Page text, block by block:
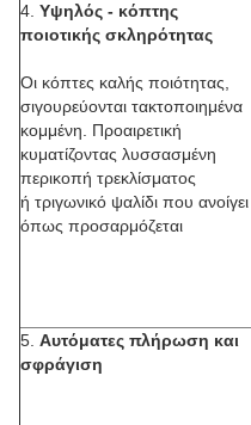
4. Υψηλός - κόπτης
ποιοτικής σκληρότητας
Οι κόπτες καλής ποιότητας,
σιγουρεύονται τακτοποιημένα
κομμένη. Προαιρετική
κυματίζοντας λυσσασμένη
περικοπή τρεκλίσματος
ή τριγωνικό ψαλίδι που ανοίγει
όπως προσαρμόζεται
5. Αυτόματες πλήρωση και
σφράγιση